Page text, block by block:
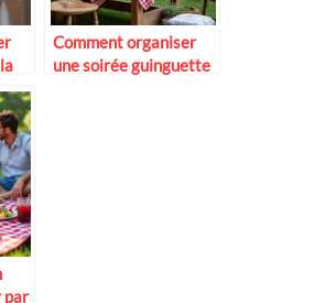
Comment organiser
une soirée guinguette
par